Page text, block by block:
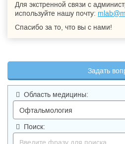
Для экстренной связи с
используйте нашу почту:
Спасибо за то, что вы с нами!
Задать
Область медицины:
Поиск: